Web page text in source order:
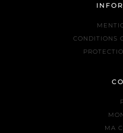
CONDITIONS
MA